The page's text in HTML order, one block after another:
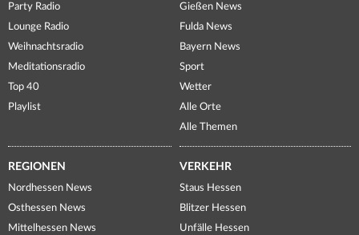
Party Radio
Lounge Radio
Weihnachtsradio
Meditationsradio
Top 40
Playlist
Gießen News
Fulda News
Bayern News
Sport
Wetter
Alle Orte
Alle Themen
REGIONEN
Nordhessen News
Osthessen News
Mittelhessen News
VERKEHR
Staus Hessen
Blitzer Hessen
Unfälle Hessen